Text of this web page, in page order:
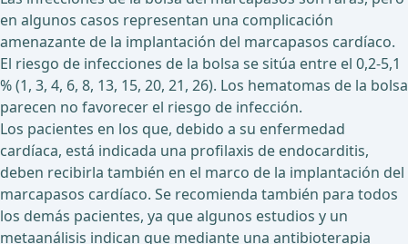
en algunos casos representan una complicación
amenazante de la implantación del marcapasos cardíaco.
El riesgo de infecciones de la bolsa se sitúa entre el 0,2-5,1
% (1, 3, 4, 6, 8, 13, 15, 20, 21, 26). Los hematomas de la bolsa
parecen no favorecer el riesgo de infección.
Los pacientes en los que, debido a su enfermedad
cardíaca, está indicada una profilaxis de endocarditis,
deben recibirla también en el marco de la implantación del
marcapasos cardíaco. Se recomienda también para todos
los demás pacientes, ya que algunos estudios y un
metaanálisis indican que mediante una antibioterapia